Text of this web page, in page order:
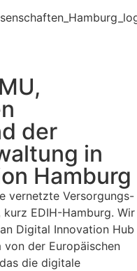
der
in
Hamburg
vernetzte Versorgungs-
EDIH-Hamburg. Wir
Digital Innovation Hub
von der Europäischen
die digitale